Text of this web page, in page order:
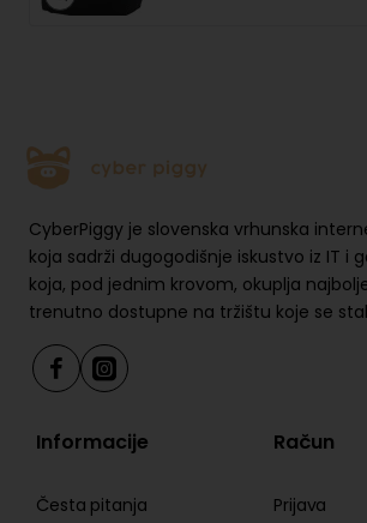
CyberPiggy je slovenska vrhunska
koja sadrži dugogodišnje iskustvo iz IT i
koja, pod jednim krovom, okuplja
trenutno dostupne na tržištu koje se
Informacije
Česta pitanja
Račun
Prijava